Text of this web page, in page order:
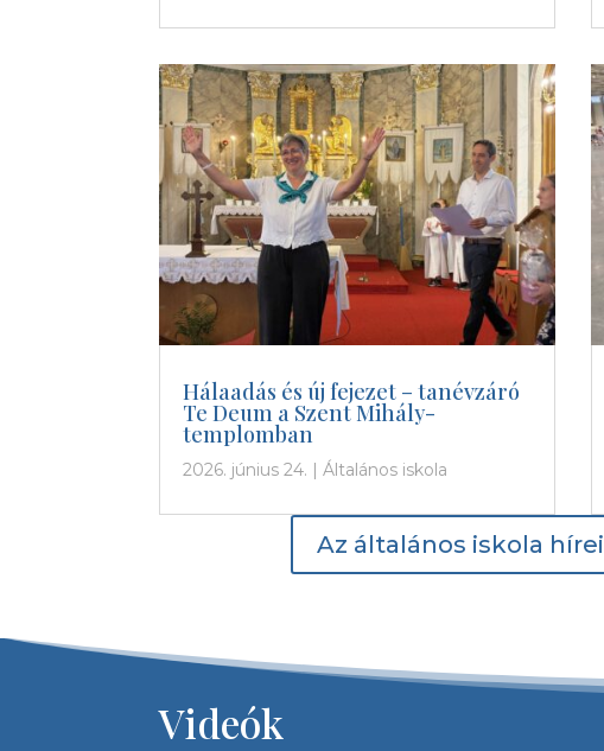
Hálaadás és új fejezet – tanévzáró
Te Deum a Szent Mihály-
templomban
2026. június 24. |Általános iskola
Az általános iskola hírei
Videók